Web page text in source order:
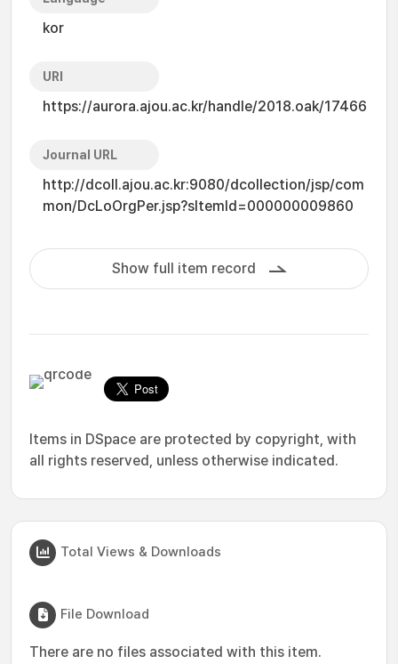
kor
URI
https://aurora.ajou.ac.kr/handle/2018.oak/17466
Journal URL
http://dcoll.ajou.ac.kr:9080/dcollection/jsp/com
mon/DcLoOrgPer.jsp?sItemId=000000009860
Show full item record
Items in DSpace are protected by copyright, with
all rights reserved, unless otherwise indicated.
Total Views & Downloads
File Download
There are no files associated with this item.